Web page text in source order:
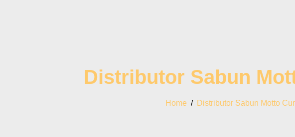
Distributor Sabun
Home / Distributor Sabun Motto